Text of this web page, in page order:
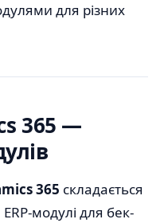
для різних
365 —
365 складається
модулі для бек-